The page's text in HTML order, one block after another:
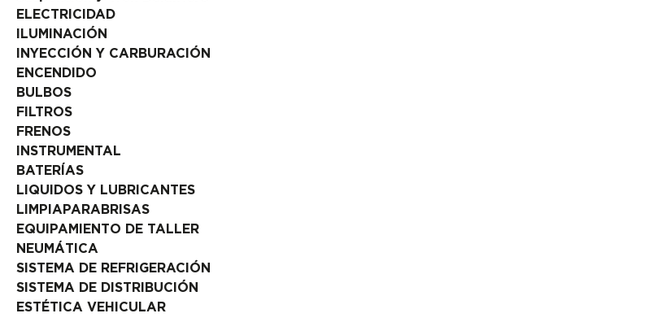
ELECTRICIDAD
ILUMINACIÓN
INYECCIÓN Y CARBURACIÓN
ENCENDIDO
BULBOS
FILTROS
FRENOS
INSTRUMENTAL
BATERÍAS
LIQUIDOS Y LUBRICANTES
LIMPIAPARABRISAS
EQUIPAMIENTO DE TALLER
NEUMÁTICA
SISTEMA DE REFRIGERACIÓN
SISTEMA DE DISTRIBUCIÓN
ESTÉTICA VEHICULAR